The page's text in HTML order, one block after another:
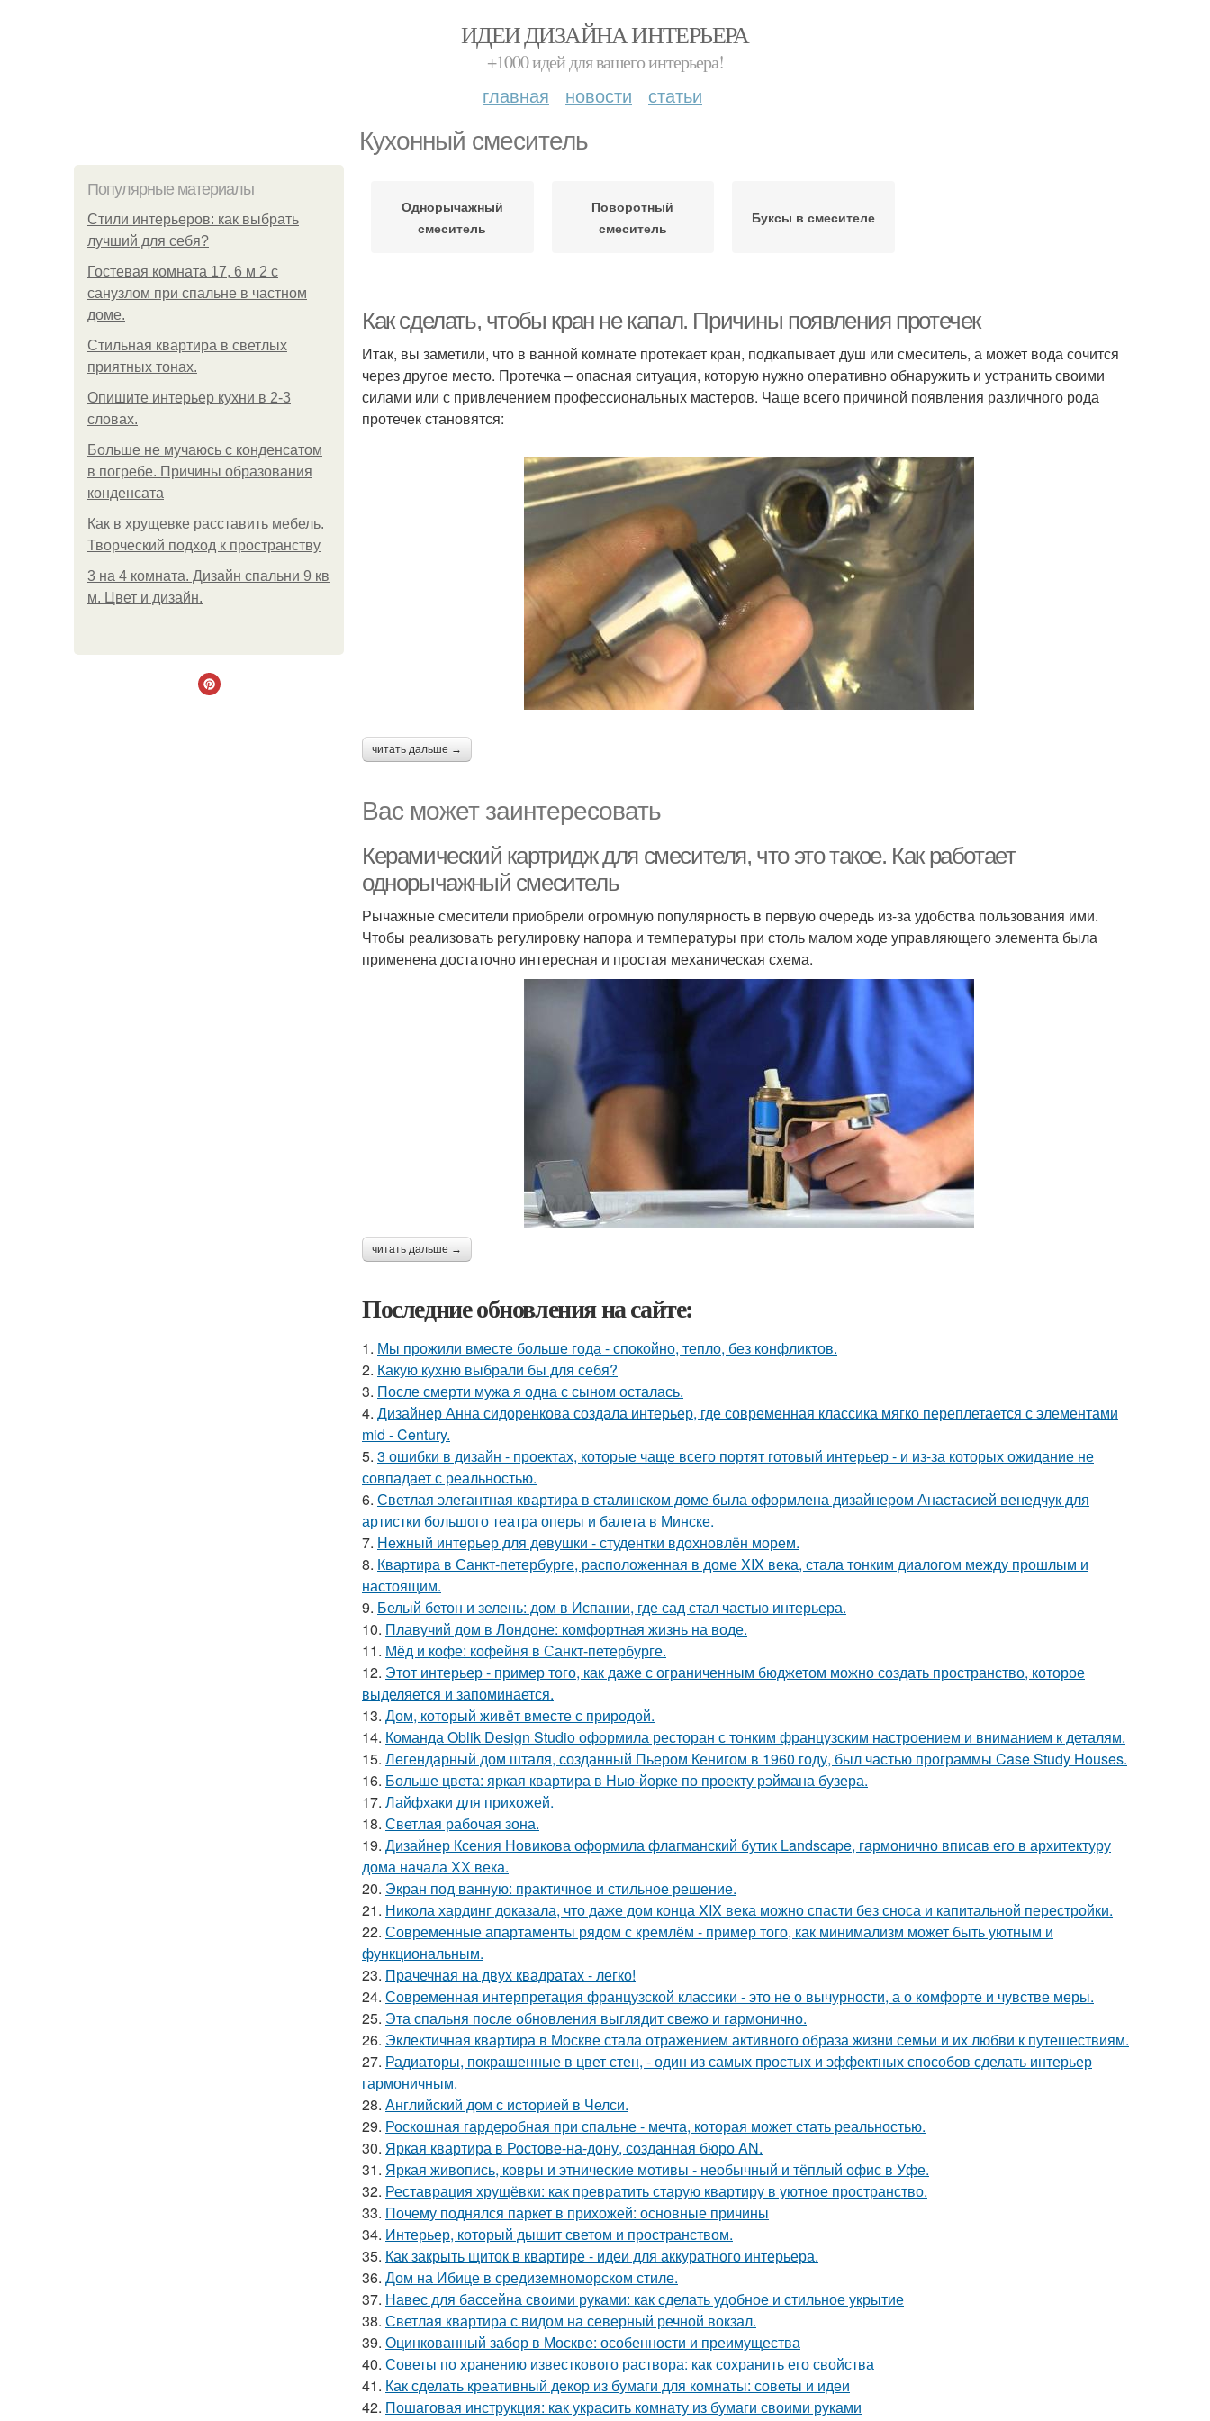
ИДЕИ ДИЗАЙНА ИНТЕРЬЕРА
+1000 идей для вашего интерьера!
главная новости статьи
Кухонный смеситель
Популярные материалы
Стили интерьеров: как выбрать
лучший для себя?
Гостевая комната 17, 6 м 2 с
санузлом при спальне в частном
доме.
Стильная квартира в светлых
приятных тонах.
Опишите интерьер кухни в 2-3
словах.
Больше не мучаюсь с конденсатом
в погребе. Причины образования
конденсата
Как в хрущевке расставить мебель.
Творческий подход к пространству
3 на 4 комната. Дизайн спальни 9 кв
м. Цвет и дизайн.
Однорычажный
смеситель
Поворотный
смеситель
Буксы в смесителе
Как сделать, чтобы кран не капал. Причины появления протечек
Итак, вы заметили, что в ванной комнате протекает кран, подкапывает душ или смеситель, а может вода сочится
через другое место. Протечка – опасная ситуация, которую нужно оперативно обнаружить и устранить своими
силами или с привлечением профессиональных мастеров. Чаще всего причиной появления различного рода
протечек становятся:
читать дальше →
Вас может заинтересовать
Керамический картридж для смесителя, что это такое. Как работает
однорычажный смеситель
Рычажные смесители приобрели огромную популярность в первую очередь из-за удобства пользования ими.
Чтобы реализовать регулировку напора и температуры при столь малом ходе управляющего элемента была
применена достаточно интересная и простая механическая схема.
читать дальше →
Последние обновления на сайте:
1. Мы прожили вместе больше года - спокойно, тепло, без конфликтов.
2. Какую кухню выбрали бы для себя?
3. После смерти мужа я одна с сыном осталась.
4. Дизайнер Анна сидоренкова создала интерьер, где современная классика мягко переплетается с элементами
mid - Century.
5. 3 ошибки в дизайн - проектах, которые чаще всего портят готовый интерьер - и из-за которых ожидание не
совпадает с реальностью.
6. Светлая элегантная квартира в сталинском доме была оформлена дизайнером Анастасией венедчук для
артистки большого театра оперы и балета в Минске.
7. Нежный интерьер для девушки - студентки вдохновлён морем.
8. Квартира в Санкт-петербурге, расположенная в доме XIX века, стала тонким диалогом между прошлым и
настоящим.
9. Белый бетон и зелень: дом в Испании, где сад стал частью интерьера.
10. Плавучий дом в Лондоне: комфортная жизнь на воде.
11. Мёд и кофе: кофейня в Санкт-петербурге.
12. Этот интерьер - пример того, как даже с ограниченным бюджетом можно создать пространство, которое
выделяется и запоминается.
13. Дом, который живёт вместе с природой.
14. Команда Oblik Design Studio оформила ресторан с тонким французским настроением и вниманием к деталям.
15. Легендарный дом шталя, созданный Пьером Кенигом в 1960 году, был частью программы Case Study Houses.
16. Больше цвета: яркая квартира в Нью-йорке по проекту рэймана бузера.
17. Лайфхаки для прихожей.
18. Светлая рабочая зона.
19. Дизайнер Ксения Новикова оформила флагманский бутик Landscape, гармонично вписав его в архитектуру
дома начала ХХ века.
20. Экран под ванную: практичное и стильное решение.
21. Никола хардинг доказала, что даже дом конца XIX века можно спасти без сноса и капитальной перестройки.
22. Современные апартаменты рядом с кремлём - пример того, как минимализм может быть уютным и
функциональным.
23. Прачечная на двух квадратах - легко!
24. Современная интерпретация французской классики - это не о вычурности, а о комфорте и чувстве меры.
25. Эта спальня после обновления выглядит свежо и гармонично.
26. Эклектичная квартира в Москве стала отражением активного образа жизни семьи и их любви к путешествиям.
27. Радиаторы, покрашенные в цвет стен, - один из самых простых и эффектных способов сделать интерьер
гармоничным.
28. Английский дом с историей в Челси.
29. Роскошная гардеробная при спальне - мечта, которая может стать реальностью.
30. Яркая квартира в Ростове-на-дону, созданная бюро AN.
31. Яркая живопись, ковры и этнические мотивы - необычный и тёплый офис в Уфе.
32. Реставрация хрущёвки: как превратить старую квартиру в уютное пространство.
33. Почему поднялся паркет в прихожей: основные причины
34. Интерьер, который дышит светом и пространством.
35. Как закрыть щиток в квартире - идеи для аккуратного интерьера.
36. Дом на Ибице в средиземноморском стиле.
37. Навес для бассейна своими руками: как сделать удобное и стильное укрытие
38. Светлая квартира с видом на северный речной вокзал.
39. Оцинкованный забор в Москве: особенности и преимущества
40. Советы по хранению известкового раствора: как сохранить его свойства
41. Как сделать креативный декор из бумаги для комнаты: советы и идеи
42. Пошаговая инструкция: как украсить комнату из бумаги своими руками